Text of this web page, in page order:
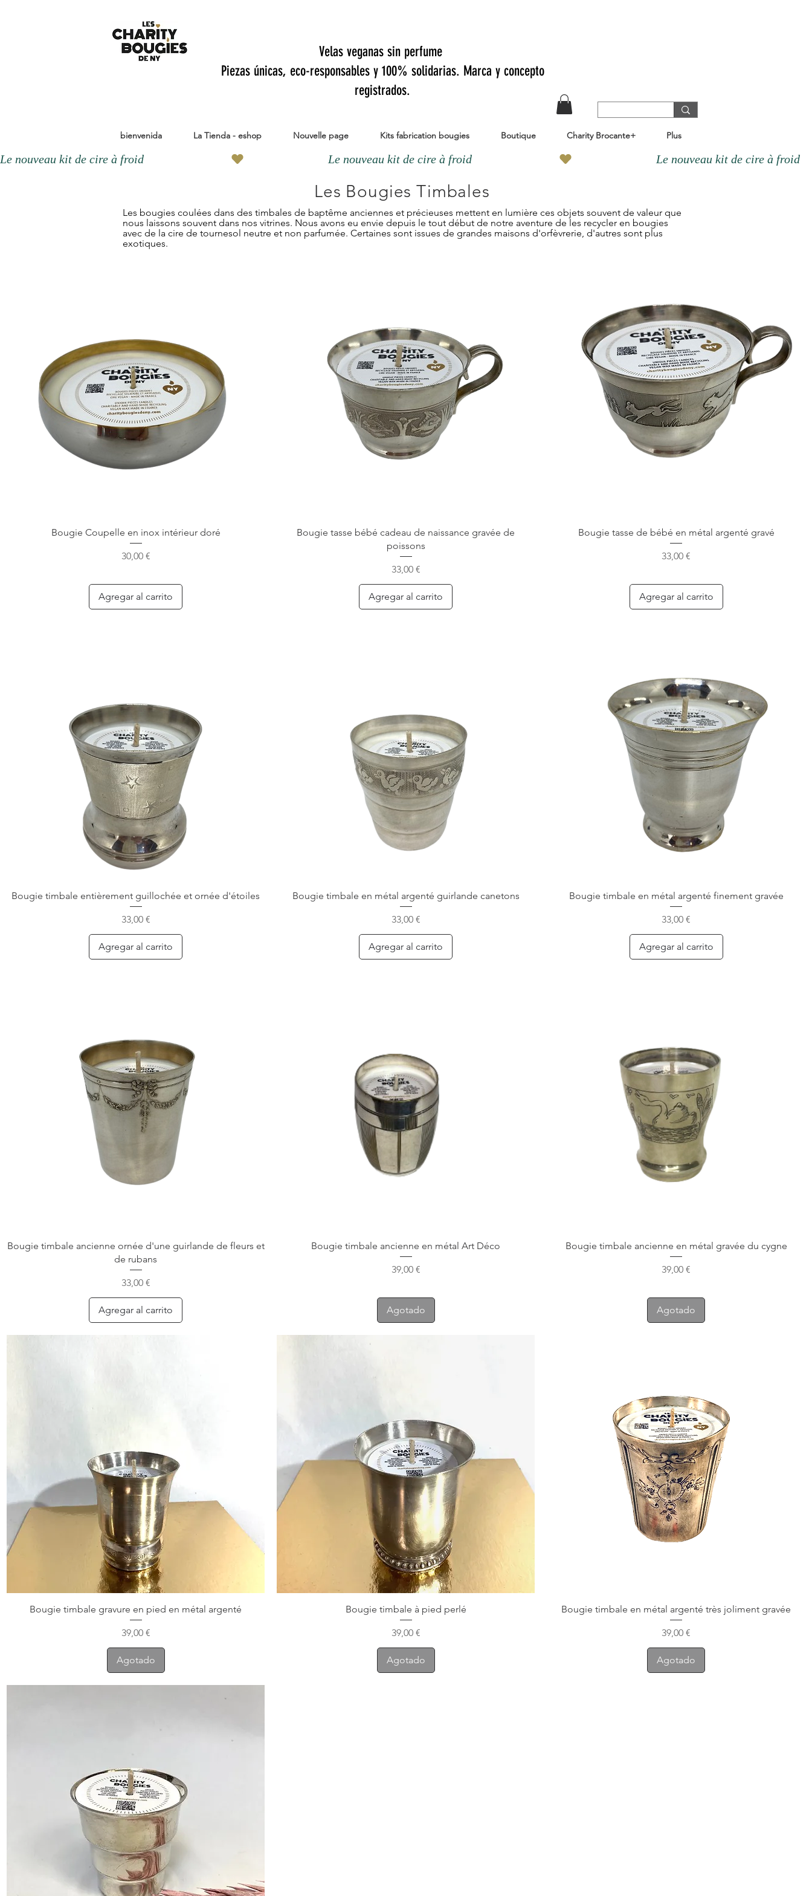
Velas veganas sin perfume
Piezas únicas, eco-responsables y 100% solidarias. Marca y concepto
registrados.
bienvenida La Tienda - eshop Nouvelle page Kits fabrication bougies Boutique Charity Brocante+ Plus
Le nouveau kit de cire à froid
Les Bougies Timbales
Les bougies coulées dans des timbales de baptême anciennes et précieuses mettent en lumière ces objets souvent de valeur que
nous laissons souvent dans nos vitrines. Nous avons eu envie depuis le tout début de notre aventure de les recycler en bougies
avec de la cire de tournesol neutre et non parfumée. Certaines sont issues de grandes maisons d'orfèvrerie, d'autres sont plus
exotiques.
Bougie Coupelle en inox intérieur doré
Precio
30,00 €
Agregar al carrito
Bougie tasse bébé cadeau de naissance gravée de
poissons
Precio
33,00 €
Agregar al carrito
Bougie tasse de bébé en métal argenté gravé
Precio
33,00 €
Agregar al carrito
Bougie timbale entièrement guillochée et ornée d'étoiles
Precio
33,00 €
Agregar al carrito
Bougie timbale en métal argenté guirlande canetons
Precio
33,00 €
Agregar al carrito
Bougie timbale en métal argenté finement gravée
Precio
33,00 €
Agregar al carrito
Bougie timbale ancienne ornée d'une guirlande de fleurs et
de rubans
Precio
33,00 €
Agregar al carrito
Bougie timbale ancienne en métal Art Déco
Precio
39,00 €
Agotado
Bougie timbale ancienne en métal gravée du cygne
Precio
39,00 €
Agotado
Bougie timbale gravure en pied en métal argenté
Precio
39,00 €
Agotado
Bougie timbale à pied perlé
Precio
39,00 €
Agotado
Bougie timbale en métal argenté très joliment gravée
Precio
39,00 €
Agotado